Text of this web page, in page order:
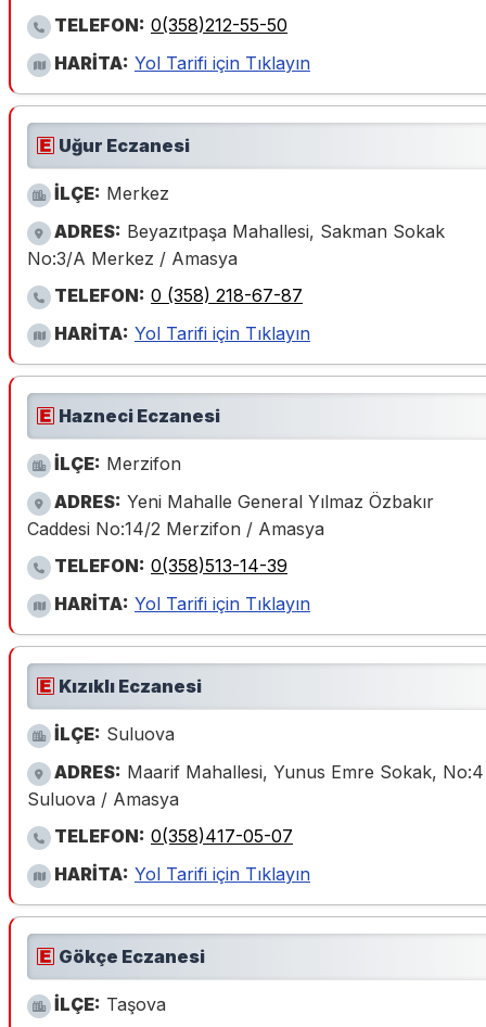
TELEFON: 0(358)212-55-50
HARİTA: Yol Tarifi için Tıklayın
Uğur Eczanesi
İLÇE: Merkez
ADRES: Beyazıtpaşa Mahallesi, Sakman Sokak
No:3/A Merkez / Amasya
TELEFON: 0 (358) 218-67-87
HARİTA: Yol Tarifi için Tıklayın
Hazneci Eczanesi
İLÇE: Merzifon
ADRES: Yeni Mahalle General Yılmaz Özbakır
Caddesi No:14/2 Merzifon / Amasya
TELEFON: 0(358)513-14-39
HARİTA: Yol Tarifi için Tıklayın
Kızıklı Eczanesi
İLÇE: Suluova
ADRES: Maarif Mahallesi, Yunus Emre Sokak, No:4
Suluova / Amasya
TELEFON: 0(358)417-05-07
HARİTA: Yol Tarifi için Tıklayın
Gökçe Eczanesi
İLÇE: Taşova